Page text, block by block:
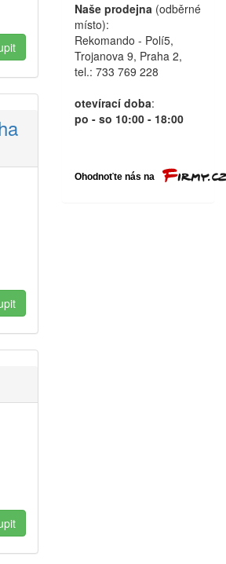
Naše prodejna (odběrné
místo):
Rekomando - Polí5,
Trojanova 9, Praha 2,
tel.: 733 769 228
otevírací doba:
po - so 10:00 - 18:00